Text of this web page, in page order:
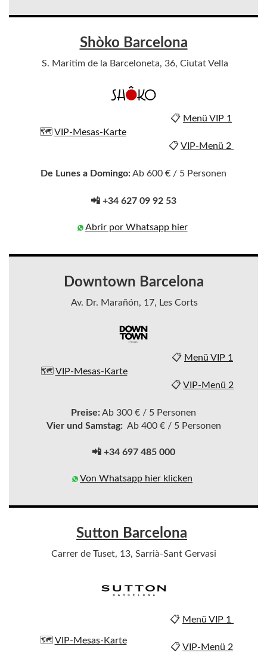
Shòko Barcelona
S. Marítim de la Barceloneta, 36, Ciutat Vella
🗺️ VIP-Mesas-Karte
📋 Menü VIP 1
📋VIP-Menü 2
De Lunes a Domingo:Ab 600 € / 5 Personen
📲 +34 627 09 92 53
Abrir por Whatsapp hier
Downtown Barcelona
Av. Dr. Marañón, 17, Les Corts
🗺️ VIP-Mesas-Karte
📋 Menü VIP 1
📋VIP-Menü 2
Preise:Ab 300 € / 5 Personen
Vier und Samstag:Ab 400 € / 5 Personen
📲 +34 697 485 000
Von Whatsapp hier klicken
Sutton Barcelona
Carrer de Tuset, 13, Sarrià-Sant Gervasi
🗺️ VIP-Mesas-Karte
📋 Menü VIP 1
📋VIP-Menü 2